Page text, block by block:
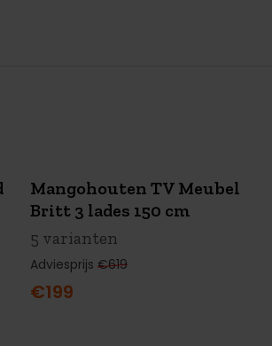
SUMMERSALE
€420 KORTING
Mangohouten TV Meubel
Britt 3 lades 150 cm
5 varianten
Adviesprijs €619
€199